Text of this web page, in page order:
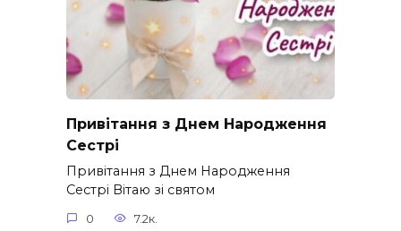
Привітання з Днем Народження
Сестрі
Привітання з Днем Народження
Сестрі Вітаю зі святом
0 7.2к.